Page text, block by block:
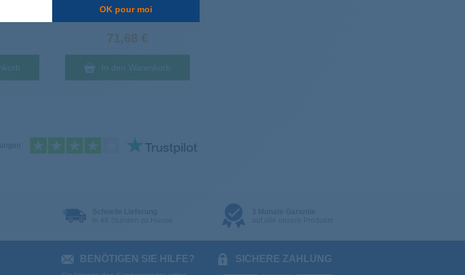
OK pour moi
am
Lieferung bei Ihnen am
71,68 €
In den Warenkorb
BENÖTIGEN SIE HILFE? SICHERE ZAHLUNG